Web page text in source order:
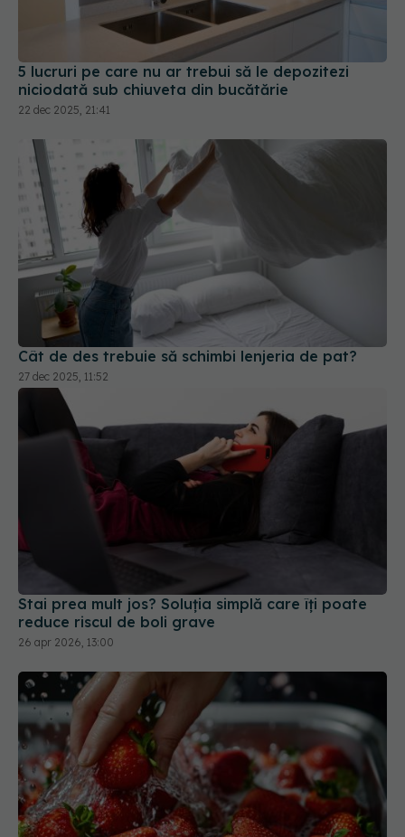
5 lucruri pe care nu ar trebui să le depozitezi
niciodată sub chiuveta din bucătărie
22 dec 2025, 21:41
Cât de des trebuie să schimbi lenjeria de pat?
27 dec 2025, 11:52
Stai prea mult jos? Soluția simplă care îți poate
reduce riscul de boli grave
26 apr 2026, 13:00